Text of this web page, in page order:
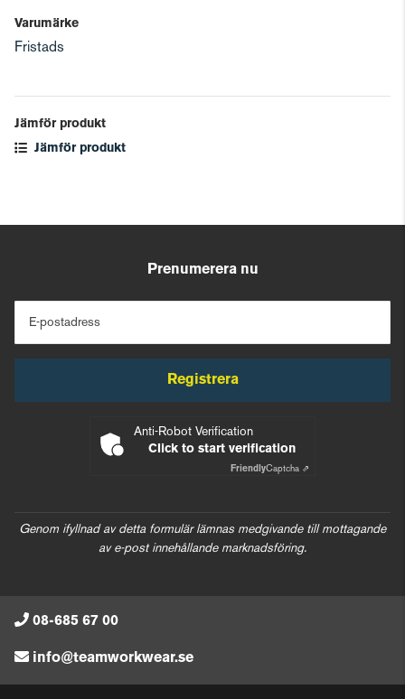
Varumärke
Fristads
Jämför produkt
Jämför produkt
Prenumerera nu
E-postadress
Registrera
Anti-Robot Verification
Click to start verification
FriendlyCaptcha ⇗
Genom ifyllnad av detta formulär lämnas medgivande till mottagande
av e-post innehållande marknadsföring.
08-685 67 00
info@teamworkwear.se